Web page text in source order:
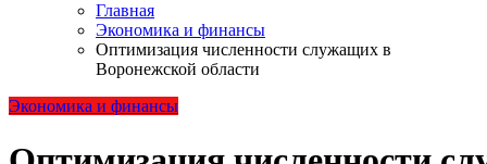
Главная
Экономика и финансы
Оптимизация численности служащих в
Воронежской области
Экономика и финансы